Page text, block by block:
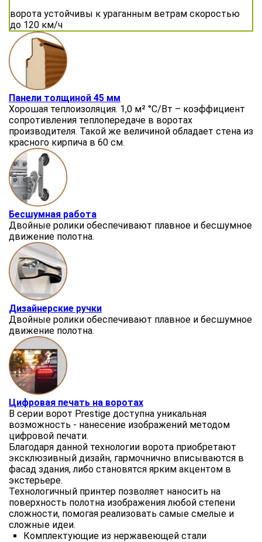
ворота устойчивы к ураганным ветрам скоростью
до 120 км/ч
Панели толщиной 45 мм
Хорошая теплоизоляция. 1,0 м² °C/Bт – коэффициент
сопротивления теплопередаче в воротах
производителя. Такой же величиной обладает стена из
красного кирпича в 60 см.
Бесшумная работа
Двойные ролики обеспечивают плавное и бесшумное
движение полотна.
Дизайнерские ручки
Двойные ролики обеспечивают плавное и бесшумное
движение полотна.
Цифровая печать на воротах
В серии ворот Prestige доступна уникальная
возможность - нанесение изображений методом
цифровой печати.
Благодаря данной технологии ворота приобретают
эксклюзивный дизайн, гармочнично вписываются в
фасад здания, либо становятся ярким акцентом в
экстерьере.
Технологичный принтер позволяет наносить на
поверхность полотна изображения любой степени
сложности, помогая реализовать самые смелые и
сложные идеи.
Комплектующие из нержавеющей стали